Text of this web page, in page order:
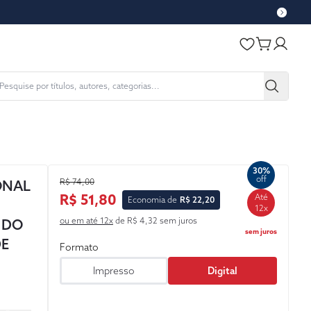
R$ 74,00
R$ 51,80 Economia de R$ 22,20
30%
off
Até
12x
sem juros
ou em até 12xde R$ 4,32 sem juros
Formato
Impresso
Digital